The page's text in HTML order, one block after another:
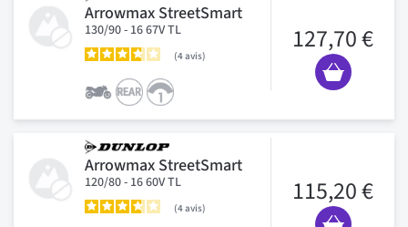
Arrowmax StreetSmart
130/90 - 16 67V TL
4avis
127,70 €
Arrowmax StreetSmart
120/80 - 16 60V TL
4avis
115,20 €